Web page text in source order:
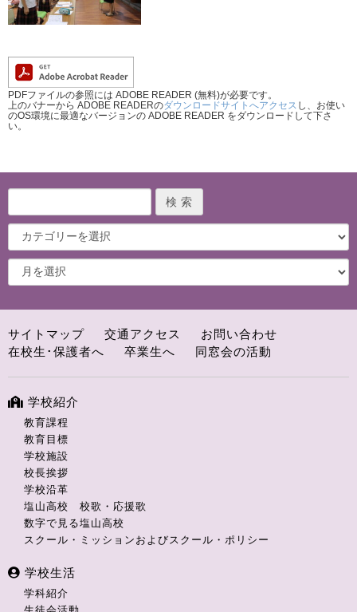
PDFファイルの参照には ADOBE READER (無料)が必要です。
上のバナーから ADOBE READERのダウンロードサイトへアクセス し、お使い
のOS環境に最適なバージョンの ADOBE READER をダウンロードして下さ
い。
サイトマップ 交通アクセス
お問い合わせ
在校生･保護者へ
卒業生へ 同窓会の活動
学校紹介
教育課程
教育目標
学校施設
校長挨拶
学校沿革
塩山高校 校歌・応援歌
数字で見る塩山高校
スクール・ミッションおよびスクール・ポリシー
学校生活
学科紹介